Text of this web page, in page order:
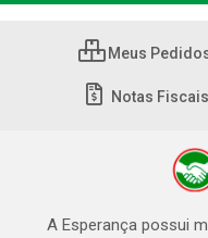
Meus
Notas Fiscais
A Esperança possui